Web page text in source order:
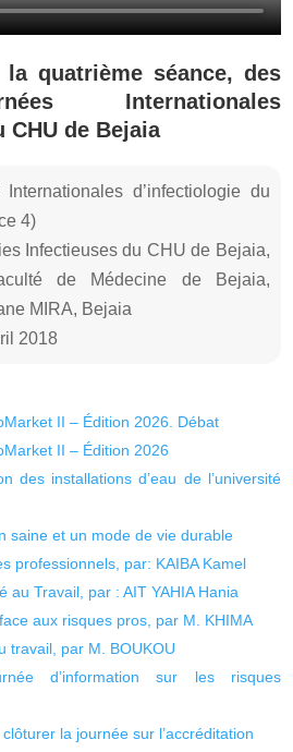
quatrième séance, des
Internationales
CHU de Bejaia
d’infectiologie du
4)
Infectieuses du CHU de Bejaia,
de Médecine de Bejaia,
MIRA, Bejaia
2018
II – Édition 2026. Débat
II – Édition 2026
des installations d’eau de l’université
saine et un mode de vie durable
professionnels, par: KAIBA Kamel
au Travail, par : AIT YAHIA Hania
aux risques pros, par M. KHIMA
travail, par M. BOUKOU
d’information sur les risques
la journée sur l’accréditation